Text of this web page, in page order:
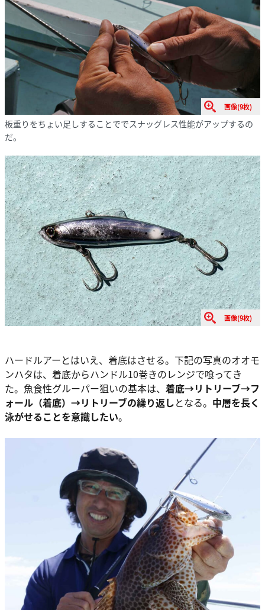
画像(9枚)
板重りをちょい足しすることででスナッグレス性能がアップするの
だ。
画像(9枚)
ハードルアーとはいえ、着底はさせる。下記の写真のオオモ
ンハタは、着底からハンドル10巻きのレンジで喰ってき
た。魚食性グルーパー狙いの基本は、 着底→リトリーブ→フ
ォール（着底）→リトリーブの繰り返しとなる。 中層を長く
泳がせることを意識したい。